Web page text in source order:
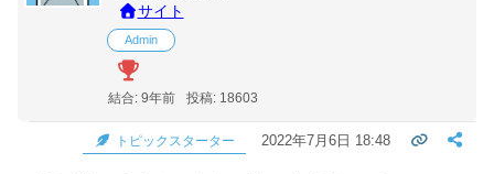
サイト
Admin
結合: 9年前 投稿: 18603
トピックスターター 2022年7月6日 18:48